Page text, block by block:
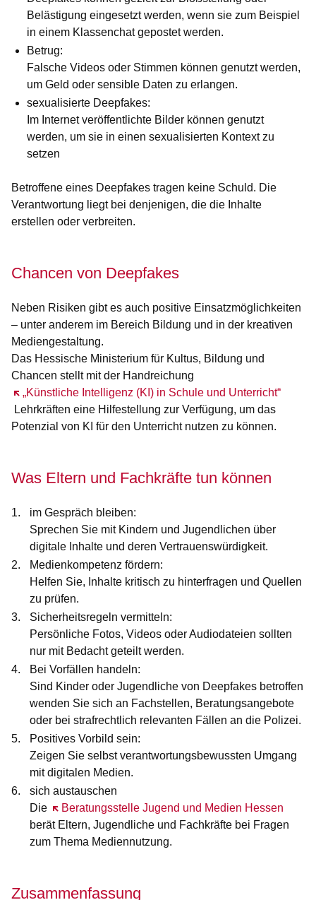
Belästigung eingesetzt werden, wenn sie zum Beispiel
in einem Klassenchat gepostet werden.
Betrug:
Falsche Videos oder Stimmen können genutzt werden,
um Geld oder sensible Daten zu erlangen.
sexualisierte Deepfakes:
Im Internet veröffentlichte Bilder können genutzt
werden, um sie in einen sexualisierten Kontext zu
setzen
Betroffene eines Deepfakes tragen keine Schuld. Die
Verantwortung liegt bei denjenigen, die die Inhalte
erstellen oder verbreiten.
Chancen von Deepfakes
Neben Risiken gibt es auch positive Einsatzmöglichkeiten
– unter anderem im Bereich Bildung und in der kreativen
Mediengestaltung.
Das Hessische Ministerium für Kultus, Bildung und
Chancen stellt mit der Handreichung
„Künstliche Intelligenz (KI) in Schule und Unterricht“
Öffnet sich in einem neuen Fenster
Lehrkräften eine Hilfestellung zur Verfügung, um das
Potenzial von KI für den Unterricht nutzen zu können.
Was Eltern und Fachkräfte tun können
im Gespräch bleiben:
Sprechen Sie mit Kindern und Jugendlichen über
digitale Inhalte und deren Vertrauenswürdigkeit.
Medienkompetenz fördern:
Helfen Sie, Inhalte kritisch zu hinterfragen und Quellen
zu prüfen.
Sicherheitsregeln vermitteln:
Persönliche Fotos, Videos oder Audiodateien sollten
nur mit Bedacht geteilt werden.
Bei Vorfällen handeln:
Sind Kinder oder Jugendliche von Deepfakes betroffen
wenden Sie sich an Fachstellen, Beratungsangebote
oder bei strafrechtlich relevanten Fällen an die Polizei.
Positives Vorbild sein:
Zeigen Sie selbst verantwortungsbewussten Umgang
mit digitalen Medien.
sich austauschen
Die
Beratungsstelle Jugend und Medien Hessen
Öffnet sich in einem neuen Fenster
berät Eltern, Jugendliche und Fachkräfte bei Fragen
zum Thema Mediennutzung.
Zusammenfassung